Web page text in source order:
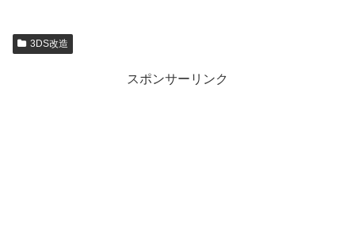
3DS改造
スポンサーリンク